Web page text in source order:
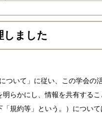
しました
いて」に従い、この学会の
らかにし、情報を共有するこ
規約等」という。）につい